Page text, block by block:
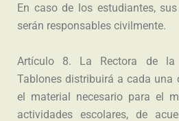
En caso de los estudiantes,
serán responsables civilmente.
Artículo 8. La Rectora de la
Tablones distribuirá a cada una
el material necesario para el
actividades escolares, de